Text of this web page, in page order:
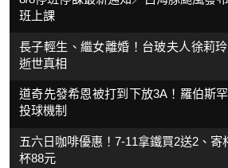
班上課
長子輕生、繼女離婚！台玻夫人徐莉
逝世真相
道奇先發希恩被打到下放3A！羅伯斯
投球機制
五六日咖啡優惠！7-11拿鐵買2送2、
杯88元